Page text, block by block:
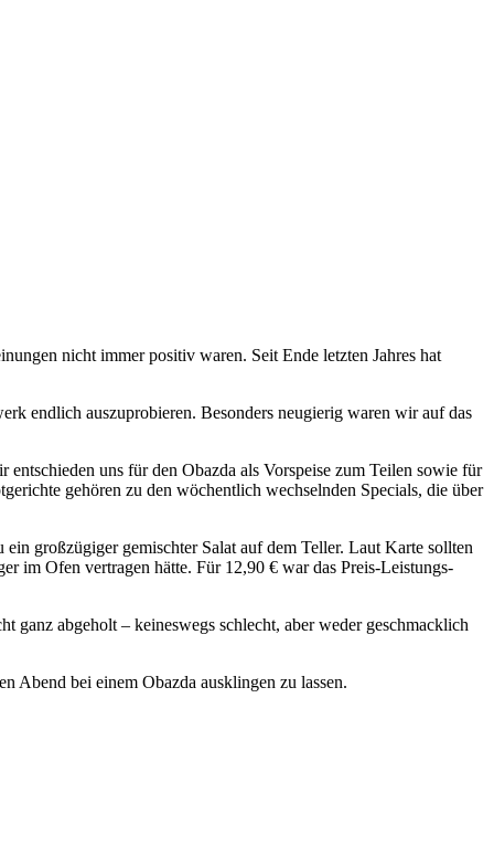
nicht immer positiv waren. Seit Ende letzten Jahres hat
endlich auszuprobieren. Besonders neugierig waren wir auf das
uns für den Obazda als Vorspeise zum Teilen sowie für
gehören zu den wöchentlich wechselnden Specials, die über
großzügiger gemischter Salat auf dem Teller. Laut Karte sollten
im Ofen vertragen hätte. Für 12,90 € war das Preis-Leistungs-
ganz abgeholt – keineswegs schlecht, aber weder geschmacklich
Abend bei einem Obazda ausklingen zu lassen.